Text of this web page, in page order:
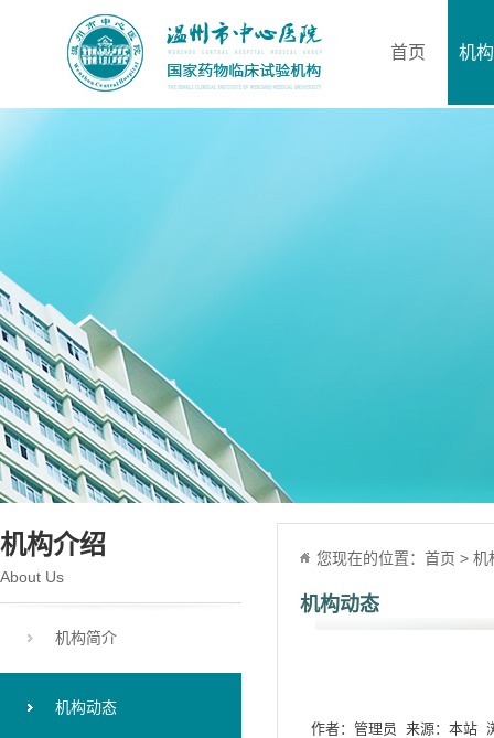
首页 机
机构介绍
About Us
机构简介
机构动态
您现在的位置： 首页 > 机
机构动态
作者：管理员 来源：本站